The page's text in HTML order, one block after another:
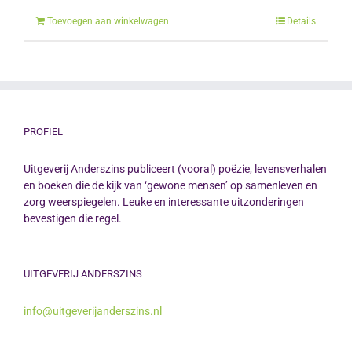
was:
€12.50.
is:
€10.00.
Toevoegen aan winkelwagen Details
PROFIEL
Uitgeverij Anderszins publiceert (vooral) poëzie, levensverhalen
en boeken die de kijk van ‘gewone mensen’ op samenleven en
zorg weerspiegelen. Leuke en interessante uitzonderingen
bevestigen die regel.
UITGEVERIJ ANDERSZINS
info@uitgeverijanderszins.nl